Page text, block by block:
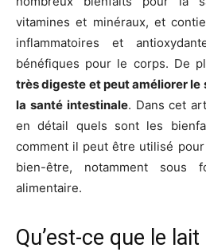
vitamines et minéraux, et
inflammatoires et
bénéfiques pour le corps. De
très digeste et peut améliorer
la santé intestinale. Dans cet
en détail quels sont les
comment il peut être utilisé
bien-être, notamment sous
alimentaire.
Qu’est-ce que le lait